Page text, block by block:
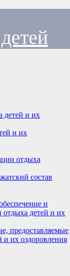
детей и их
и их
отдыха
состав
и
отдыха детей и их
предоставляемые
и их оздоровления